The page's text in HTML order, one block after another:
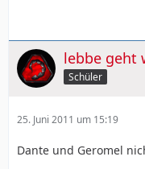
lebbe geht
Schüler
25. Juni 2011 um 15:19
Dante und Geromel